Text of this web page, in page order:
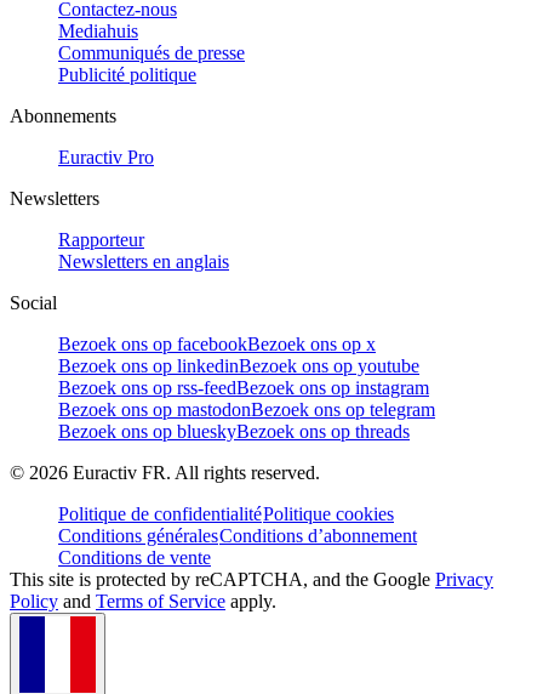
Contactez-nous
Mediahuis
Communiqués de presse
Publicité politique
Abonnements
Euractiv Pro
Newsletters
Rapporteur
Newsletters en anglais
Social
Bezoek ons op facebookBezoek ons op x
Bezoek ons op linkedinBezoek ons op youtube
Bezoek ons op rss-feedBezoek ons op instagram
Bezoek ons op mastodonBezoek ons op telegram
Bezoek ons op blueskyBezoek ons op threads
© 2026 Euractiv FR. All rights reserved.
Politique de confidentialitéPolitique cookies
Conditions généralesConditions d’abonnement
Conditions de vente
This site is protected by reCAPTCHA, and the Google Privacy
Policy and Terms of Service apply.